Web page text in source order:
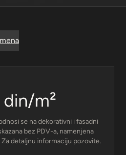
m²
se na dekorativni i fasadni
bez PDV-a, namenjena
detaljnu informaciju pozovite.